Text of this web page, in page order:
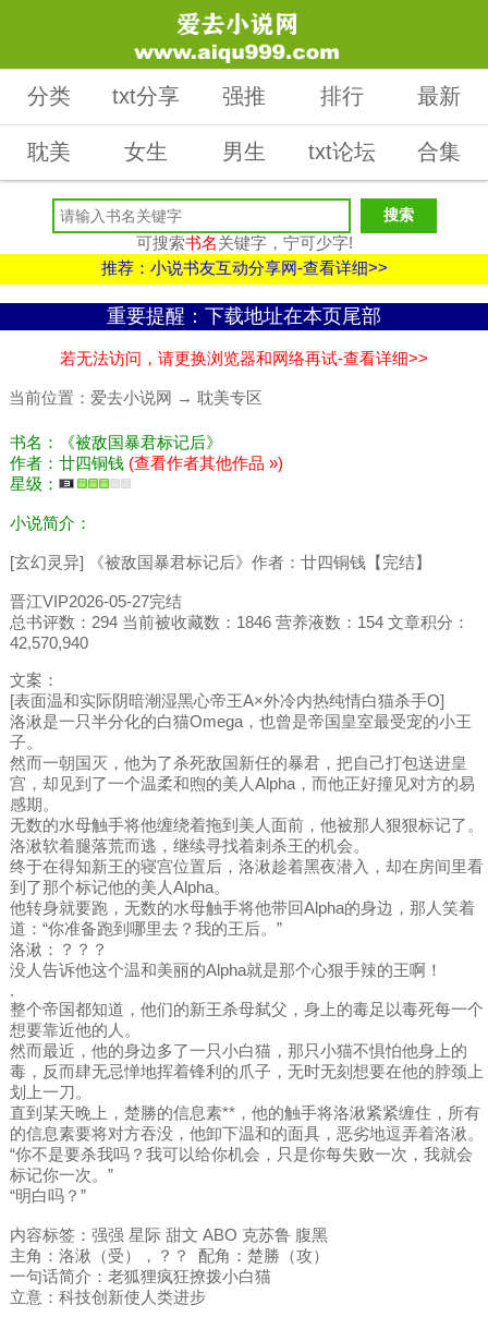
分类 txt分享 强推 排行 最新
耽美 女生 男生 txt论坛 合集
可搜索书名关键字，宁可少字!
推荐：小说书友互动分享网-查看详细>>
重要提醒：下载地址在本页尾部
若无法访问，请更换浏览器和网络再试-查看详细>>
当前位置： 爱去小说网 → 耽美专区
书名：《被敌国暴君标记后》
作者：廿四铜钱 (查看作者其他作品 »)
星级：
小说简介：
[玄幻灵异] 《被敌国暴君标记后》作者：廿四铜钱【完结】
晋江VIP2026-05-27完结
总书评数：294 当前被收藏数：1846 营养液数：154 文章积分：
42,570,940
文案：
[表面温和实际阴暗潮湿黑心帝王A×外冷内热纯情白猫杀手O]
洛湫是一只半分化的白猫Omega，也曾是帝国皇室最受宠的小王
子。
然而一朝国灭，他为了杀死敌国新任的暴君，把自己打包送进皇
宫，却见到了一个温柔和煦的美人Alpha，而他正好撞见对方的易
感期。
无数的水母触手将他缠绕着拖到美人面前，他被那人狠狠标记了。
洛湫软着腿落荒而逃，继续寻找着刺杀王的机会。
终于在得知新王的寝宫位置后，洛湫趁着黑夜潜入，却在房间里看
到了那个标记他的美人Alpha。
他转身就要跑，无数的水母触手将他带回Alpha的身边，那人笑着
道：“你准备跑到哪里去？我的王后。”
洛湫：？？？
没人告诉他这个温和美丽的Alpha就是那个心狠手辣的王啊！
.
整个帝国都知道，他们的新王杀母弑父，身上的毒足以毒死每一个
想要靠近他的人。
然而最近，他的身边多了一只小白猫，那只小猫不惧怕他身上的
毒，反而肆无忌惮地挥着锋利的爪子，无时无刻想要在他的脖颈上
划上一刀。
直到某天晚上，楚勝的信息素**，他的触手将洛湫紧紧缠住，所有
的信息素要将对方吞没，他卸下温和的面具，恶劣地逗弄着洛湫。
“你不是要杀我吗？我可以给你机会，只是你每失败一次，我就会
标记你一次。”
“明白吗？”
内容标签：强强 星际 甜文 ABO 克苏鲁 腹黑
主角：洛湫（受），？？ 配角：楚勝（攻）
一句话简介：老狐狸疯狂撩拨小白猫
立意：科技创新使人类进步